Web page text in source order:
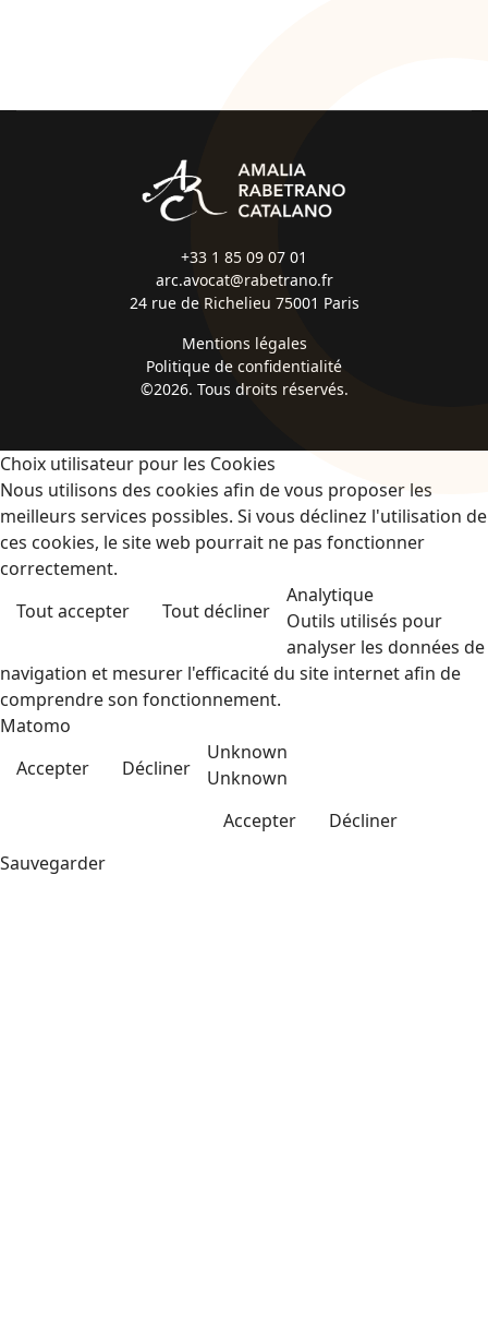
+33 1 85 09 07 01
arc.avocat@rabetrano.fr
24 rue de Richelieu 75001 Paris
Mentions légales
Politique de confidentialité
©2026. Tous droits réservés.
Choix utilisateur pour les Cookies
Nous utilisons des cookies afin de vous proposer les
meilleurs services possibles. Si vous déclinez l'utilisation de
ces cookies, le site web pourrait ne pas fonctionner
correctement.
Tout accepter
Tout décliner
Analytique
Outils utilisés pour
analyser les données de
navigation et mesurer l'efficacité du site internet afin de
comprendre son fonctionnement.
Matomo
Accepter
Décliner
Unknown
Unknown
Accepter
Décliner
Sauvegarder